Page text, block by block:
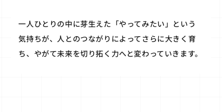
一人ひとりの中に芽生えた「やってみたい」という
気持ちが、人とのつながりによってさらに大きく育
ち、やがて未来を切り拓く力へと変わっていきます。